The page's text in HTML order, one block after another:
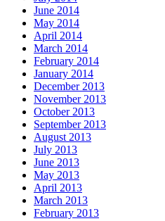
June 2014
May 2014
April 2014
March 2014
February 2014
January 2014
December 2013
November 2013
October 2013
September 2013
August 2013
July 2013
June 2013
May 2013
April 2013
March 2013
February 2013